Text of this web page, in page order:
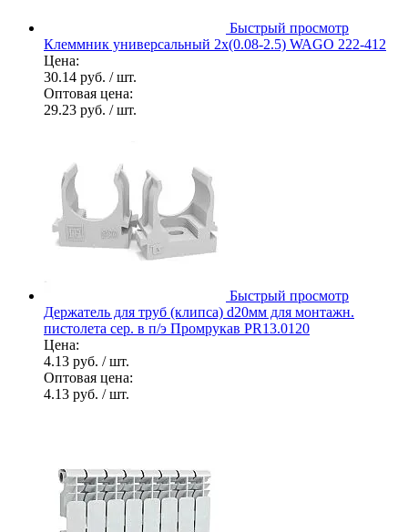
Быстрый просмотр
Клеммник универсальный 2х(0.08-2.5) WAGO 222-412
Цена:
30.14 руб. / шт.
Оптовая цена:
29.23 руб. / шт.
Быстрый просмотр
Держатель для труб (клипса) d20мм для монтажн.
пистолета сер. в п/э Промрукав PR13.0120
Цена:
4.13 руб. / шт.
Оптовая цена:
4.13 руб. / шт.